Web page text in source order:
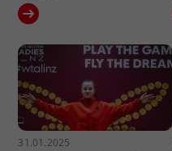
31.01.2025